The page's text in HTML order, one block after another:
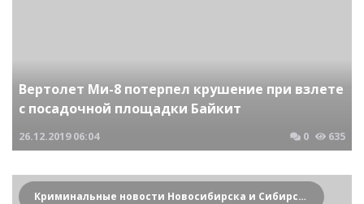
Вертолет Ми-8 потерпел крушение при взлете
с посадочной площадки Байкит
26.12.2019 06:04 0 635
Криминальные новости Новосибирска и Сибирского региона